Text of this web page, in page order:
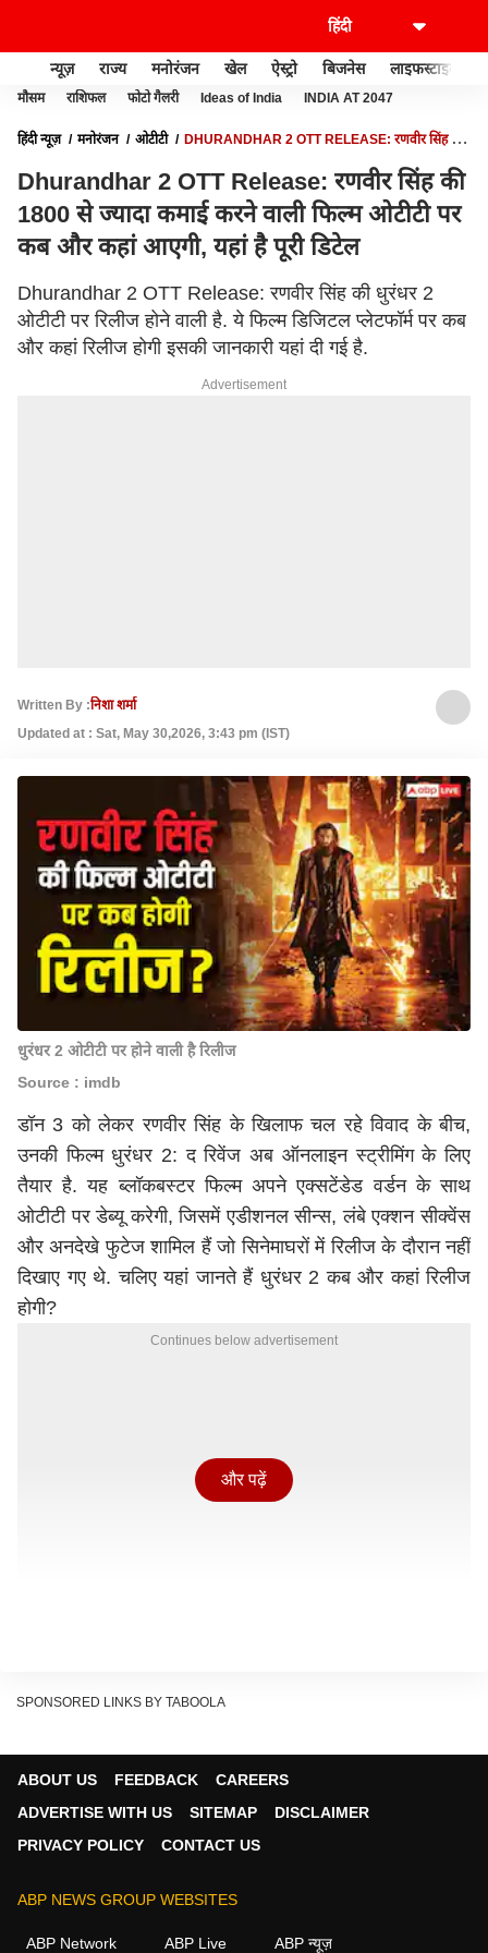
न्यूज़ राज्य मनोरंजन खेल ऐस्ट्रो बिजनेस लाइफस्टाइल
मौसम राशिफल फोटो गैलरी Ideas of India INDIA AT 2047
हिंदी न्यूज़ मनोरंजन ओटीटी
DHURANDHAR 2 OTT RELEASE: रणवीर सिंह की
Dhurandhar 2 OTT Release: रणवीर सिंह की
1800 से ज्यादा कमाई करने वाली फिल्म ओटीटी पर
कब और कहां आएगी, यहां है पूरी डिटेल
Dhurandhar 2 OTT Release: रणवीर सिंह की धुरंधर 2
ओटीटी पर रिलीज होने वाली है. ये फिल्म डिजिटल प्लेटफॉर्म पर कब
और कहां रिलीज होगी इसकी जानकारी यहां दी गई है.
Advertisement
Written By :निशा शर्मा
Updated at : Sat, May 30,2026, 3:43 pm (IST)
धुरंधर 2 ओटीटी पर होने वाली है रिलीज
Source : imdb
डॉन 3 को लेकर रणवीर सिंह के खिलाफ चल रहे विवाद के बीच,
उनकी फिल्म धुरंधर 2: द रिवेंज अब ऑनलाइन स्ट्रीमिंग के लिए
तैयार है. यह ब्लॉकबस्टर फिल्म अपने एक्सटेंडेड वर्डन के साथ
ओटीटी पर डेब्यू करेगी, जिसमें एडीशनल सीन्स, लंबे एक्शन सीक्वेंस
और अनदेखे फुटेज शामिल हैं जो सिनेमाघरों में रिलीज के दौरान नहीं
दिखाए गए थे. चलिए यहां जानते हैं धुरंधर 2 कब और कहां रिलीज
होगी?
Continues below advertisement
जो इसका ऑफिशियल डिजिटल पार्टनर है. ओटीटी प्लेटफॉर्म की
और पढ़ें
SPONSORED LINKS BY TABOOLA
ABOUT US FEEDBACK
CAREERS
ADVERTISE WITH US
SITEMAP
DISCLAIMER
PRIVACY POLICY
CONTACT US
ABP NEWS GROUP WEBSITES
ABP Network ABP Live ABP न्यूज़